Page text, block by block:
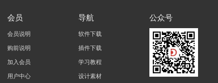
会员
会员说明
购前说明
加入会员
用户中心
导航
软件下载
插件下载
学习教程
设计素材
公众号